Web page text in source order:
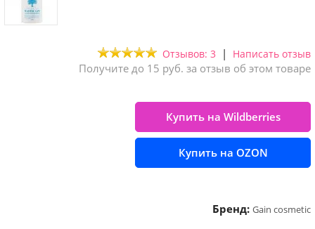
Отзывов: 3 | Написать отзыв
Получите до 15 руб. за отзыв об этом товаре
Купить на Wildberries
Купить на OZON
Бренд: Gain cosmetic